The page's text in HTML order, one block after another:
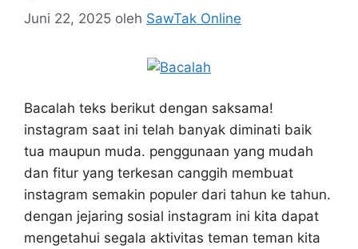
Juni 22, 2025 oleh SawTak Online
Bacalah teks berikut dengan saksama!
instagram saat ini telah banyak diminati baik
tua maupun muda. penggunaan yang mudah
dan fitur yang terkesan canggih membuat
instagram semakin populer dari tahun ke tahun.
dengan jejaring sosial instagram ini kita dapat
mengetahui segala aktivitas teman teman kita